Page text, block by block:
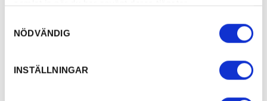
samlat in när du har använt deras tjänster.
NÖDVÄNDIG
INSTÄLLNINGAR
Relaterade